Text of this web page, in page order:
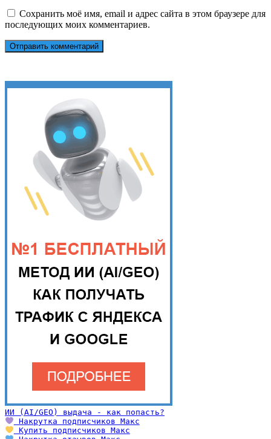
Сохранить моё имя, email и адрес сайта в этом браузере для
последующих моих комментариев.
ИИ (AI/GEO) выдача - как попасть?
Накрутка подписчиков Макс
Купить подписчиков Макс